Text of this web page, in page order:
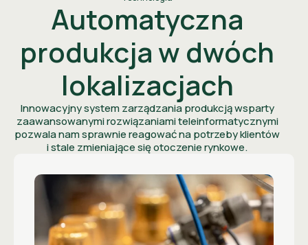
Automatyczna
produkcja w dwóch
lokalizacjach
Innowacyjny system zarządzania produkcją wsparty
zaawansowanymi rozwiązaniami teleinformatycznymi
pozwala nam sprawnie reagować na potrzeby klientów
i stale zmieniające się otoczenie rynkowe.